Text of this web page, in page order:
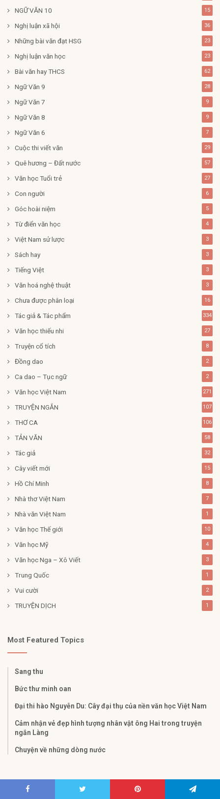
NGỮ VĂN 10 15
Nghị luận xã hội 36
Những bài văn đạt HSG 23
Nghị luận văn học 23
Bài văn hay THCS 62
Ngữ Văn 9 28
Ngữ Văn 7 9
Ngữ Văn 8 9
Ngữ Văn 6 7
Cuộc thi viết văn 29
Quê hương – Đất nước 57
Văn học Tuổi trẻ 27
Con người 6
Góc hoài niệm 5
Từ điển văn học 4
Việt Nam sử lược 3
Sách hay 3
Tiếng Việt 3
Văn hoá nghệ thuật 3
Chưa được phân loại 16
Tác giả & Tác phẩm 334
Văn học thiếu nhi 27
Truyện cổ tích 8
Đồng dao 2
Ca dao – Tục ngữ 2
Văn học Việt Nam 271
TRUYỆN NGẮN 107
THƠ CA 106
TẢN VĂN 58
Tác giả 32
Cây viết mới 15
Hồ Chí Minh 8
Nhà thơ Việt Nam 7
Nhà văn Việt Nam 1
Văn học Thế giới 10
Văn học Mỹ 4
Văn học Nga – Xô Viết 3
Trung Quốc 1
Vui cười 2
TRUYỆN DỊCH 1
Most Featured Topics
Sang thu
Bức thư minh oan
Đại thi hào Nguyễn Du: Cây đại thụ của nền văn học Việt Nam
Cảm nhận vẻ đẹp hình tượng nhân vật ông Hai trong truyện
ngắn Làng
Chuyện về những dòng nước